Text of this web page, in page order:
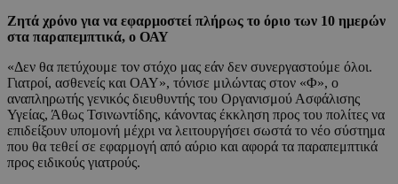
Ζητά χρόνο για να εφαρμοστεί πλήρως το όριο των 10 ημερών
στα παραπεμπτικά, ο ΟΑΥ
«Δεν θα πετύχουμε τον στόχο μας εάν δεν συνεργαστούμε όλοι.
Γιατροί, ασθενείς και ΟΑΥ», τόνισε μιλώντας στον «Φ», ο
αναπληρωτής γενικός διευθυντής του Οργανισμού Ασφάλισης
Υγείας, Άθως Τσινωντίδης, κάνοντας έκκληση προς του πολίτες να
επιδείξουν υπομονή μέχρι να λειτουργήσει σωστά το νέο σύστημα
που θα τεθεί σε εφαρμογή από αύριο και αφορά τα παραπεμπτικά
προς ειδικούς γιατρούς.